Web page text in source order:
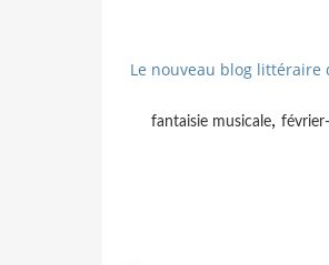
Le nouveau blog littéraire
fantaisie musicale,